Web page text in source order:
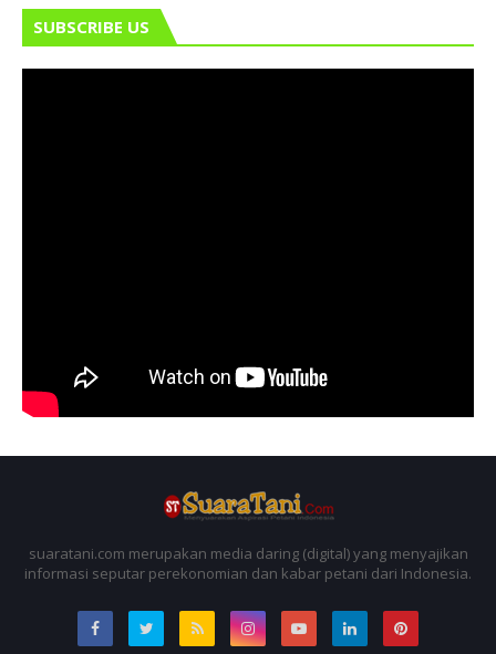
SUBSCRIBE US
suaratani.com merupakan media daring (digital) yang menyajikan
informasi seputar perekonomian dan kabar petani dari Indonesia.